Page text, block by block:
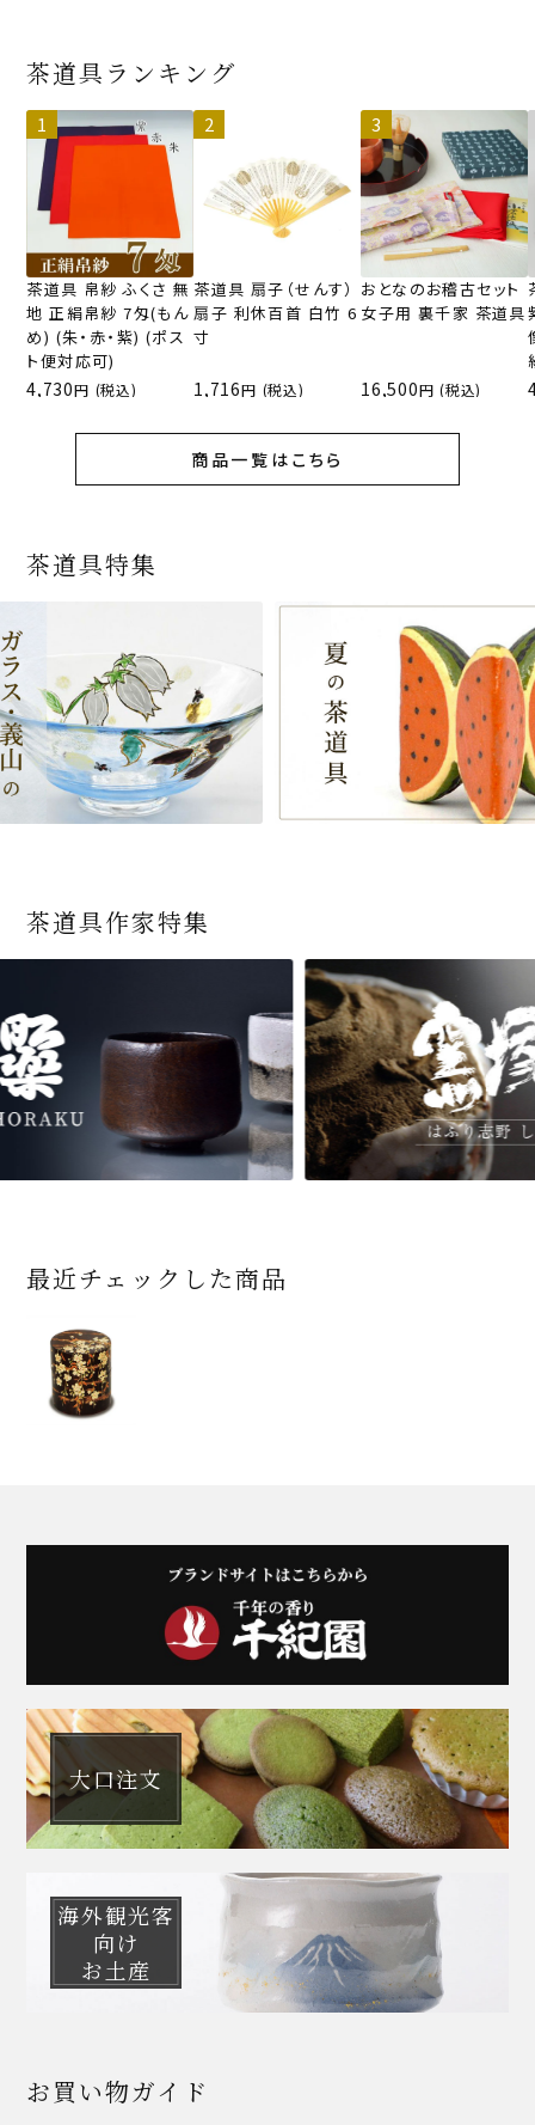
茶道具ランキング
茶道具 帛紗 ふくさ 無
地 正絹帛紗 7匁(もん
め) (朱・赤・紫) (ポス
ト便対応可)
4,730 (税込)
茶道具 扇子（せんす）
扇子 利休百首 白竹 6
寸
1,716 (税込)
おとなのお稽古セット
女子用 裏千家 茶道具
16,500 (税込)
商品一覧はこちら
茶道具特集
茶道具作家特集
最近チェックした商品
大口注文
海外観光客
向け
お土産
お買い物ガイド